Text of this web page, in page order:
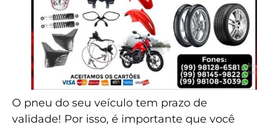
O pneu do seu veículo tem prazo de
validade! Por isso, é importante que você